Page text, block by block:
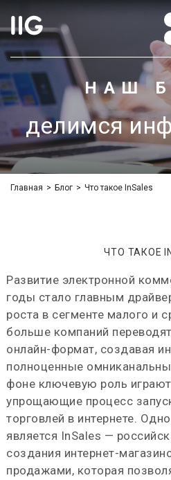
НАШ
делимся
Главная > Блог > Что такое InSales
ЧТО ТАКОЕ
Развитие электронной
годы стало главным
роста в сегменте малого и
больше компаний
онлайн-формат, создавая
полноценные
фоне ключевую роль
упрощающие процесс
торговлей в интернете.
является InSales —
создания интернет-
продажами, которая